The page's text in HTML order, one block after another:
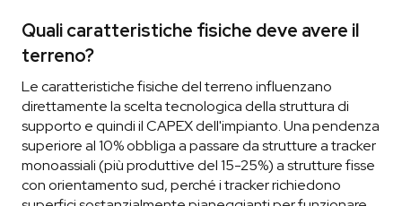
Quali caratteristiche fisiche deve avere il
terreno?
Le caratteristiche fisiche del terreno influenzano
direttamente la scelta tecnologica della struttura di
supporto e quindi il CAPEX dell'impianto. Una pendenza
superiore al 10% obbliga a passare da strutture a tracker
monoassiali (più produttive del 15-25%) a strutture fisse
con orientamento sud, perché i tracker richiedono